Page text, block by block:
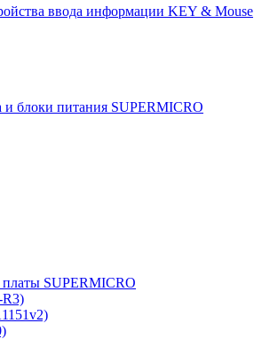
ввода информации KEY & Mouse
и блоки питания SUPERMICRO
SUPERMICRO
R3)